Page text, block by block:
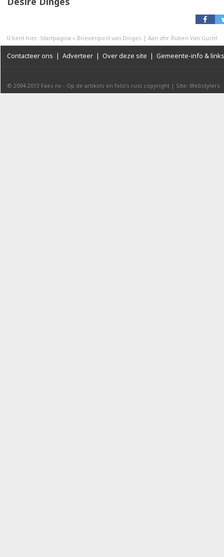
U bent hier: Startpagina » Brievenpost van Dinges | Aan dhr. Ruben Van Gucht
Contacteer ons | Adverteer | Over deze site | Gemeente-info & links
© 2004-2013 Faes nv - Op de artikels en foto’s rust copyright | Site: Webstylers